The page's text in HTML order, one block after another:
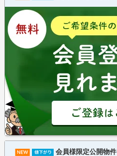
会員様限定公開物件